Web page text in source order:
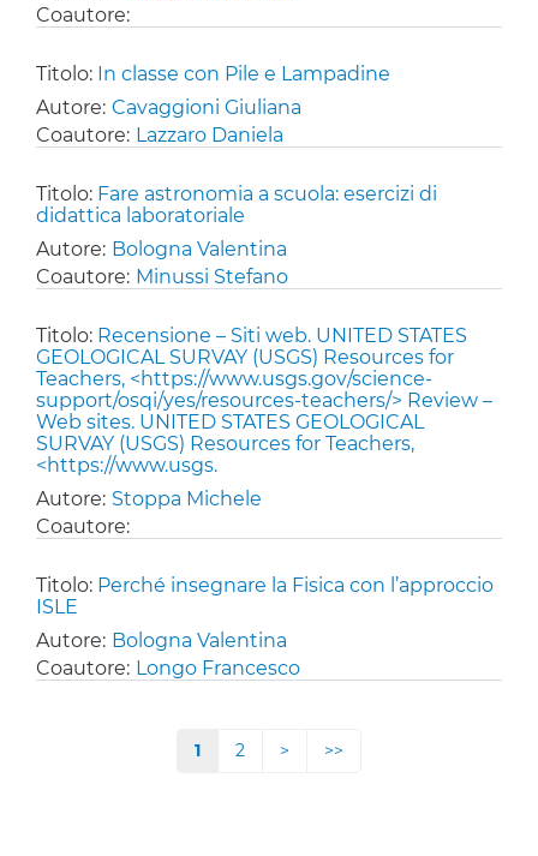
Coautore:
Titolo: In classe con Pile e Lampadine
Autore: Cavaggioni Giuliana
Coautore: Lazzaro Daniela
Titolo: Fare astronomia a scuola: esercizi di
didattica laboratoriale
Autore: Bologna Valentina
Coautore: Minussi Stefano
Titolo: Recensione – Siti web. UNITED STATES
GEOLOGICAL SURVAY (USGS) Resources for
Teachers, <https://www.usgs.gov/science-
support/osqi/yes/resources-teachers/> Review –
Web sites. UNITED STATES GEOLOGICAL
SURVAY (USGS) Resources for Teachers,
<https://www.usgs.
Autore: Stoppa Michele
Coautore:
Titolo: Perché insegnare la Fisica con l’approccio
ISLE
Autore: Bologna Valentina
Coautore: Longo Francesco
Page
1 Page
2